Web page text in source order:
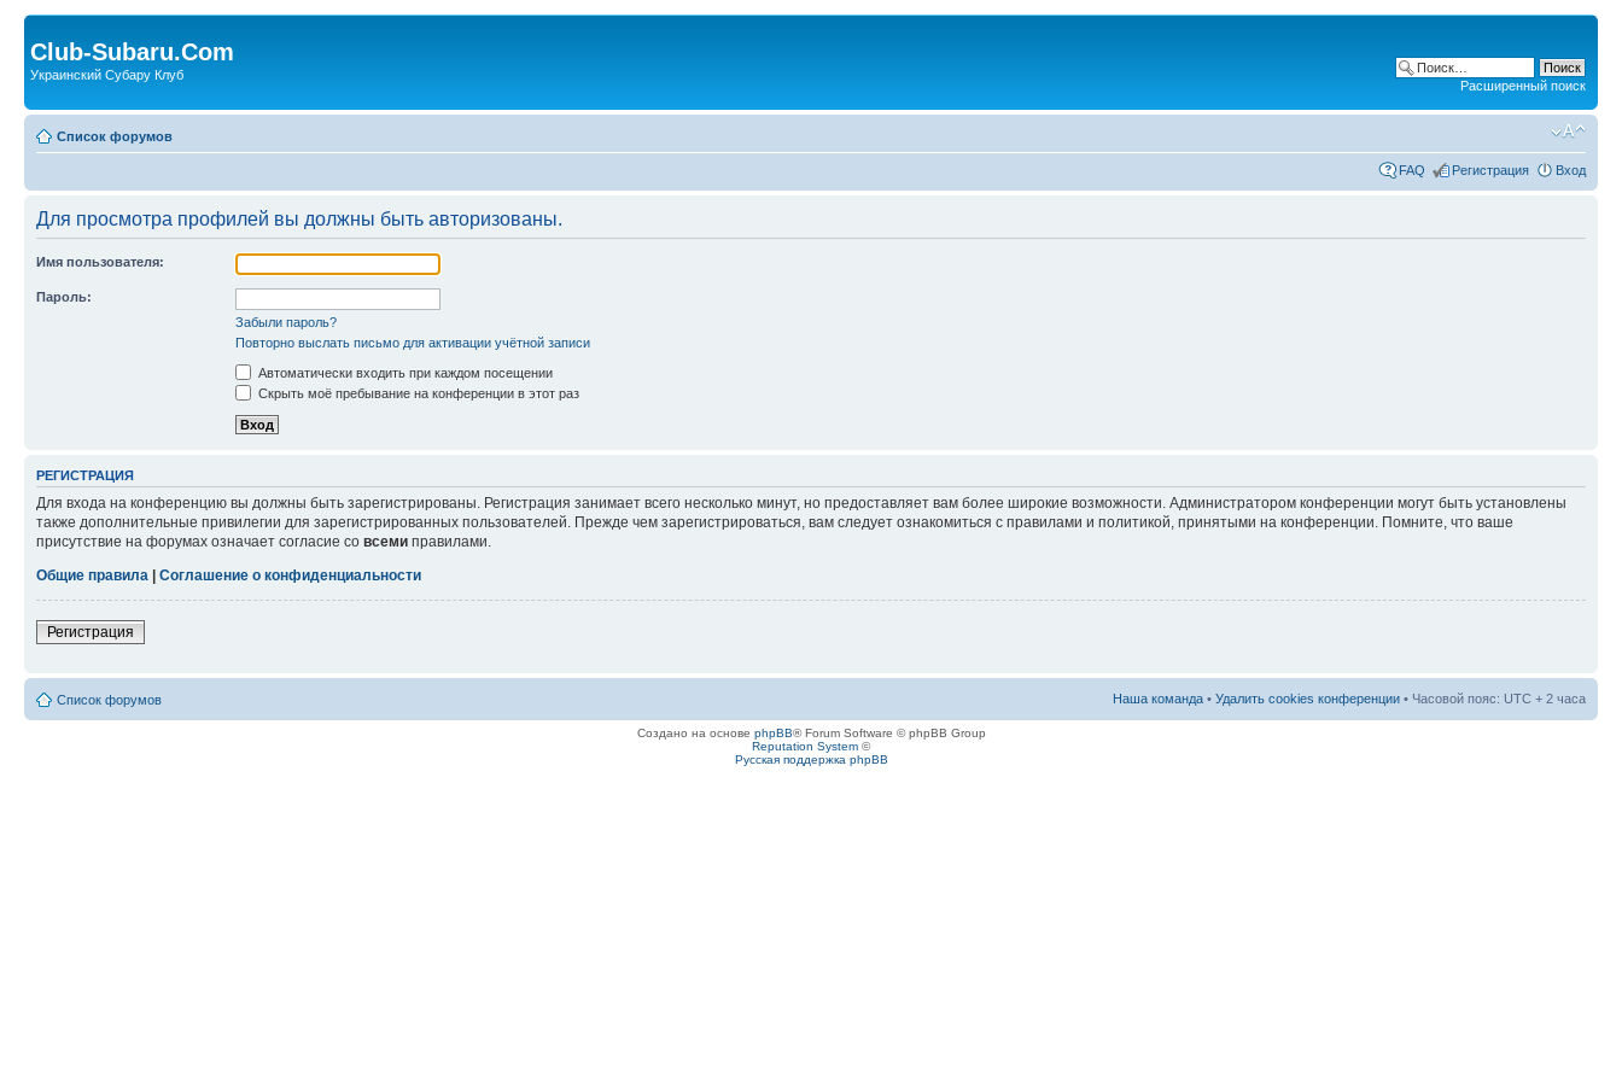
Club-Subaru.Com
Украинский Субару Клуб
Расширенный поиск
Список форумов
FAQ Регистрация Вход
Для просмотра профилей вы должны быть авторизованы.
Имя пользователя:
Пароль:
Забыли пароль?
Повторно выслать письмо для активации учётной записи
Автоматически входить при каждом посещении
Скрыть моё пребывание на конференции в этот раз
РЕГИСТРАЦИЯ
Для входа на конференцию вы должны быть зарегистрированы. Регистрация занимает всего несколько минут, но предоставляет вам более широкие возможности. Администратором конференции могут быть установлены
также дополнительные привилегии для зарегистрированных пользователей. Прежде чем зарегистрироваться, вам следует ознакомиться с правилами и политикой, принятыми на конференции. Помните, что ваше
присутствие на форумах означает согласие со всеми правилами.
Общие правила
Соглашение о конфиденциальности
Регистрация
Список форумов Наша команда • Удалить cookies конференции • Часовой пояс: UTC + 2 часа
Создано на основе phpBB® Forum Software © phpBB Group
Reputation System ©
Русская поддержка phpBB